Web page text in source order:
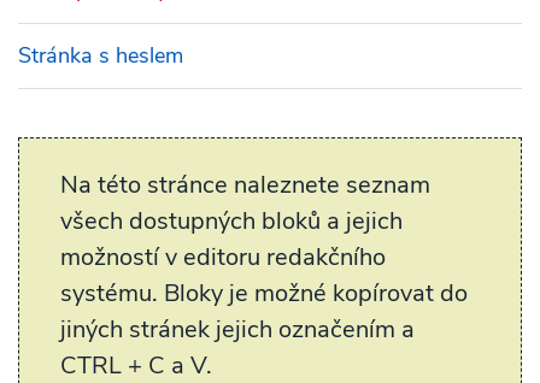
Stránka s heslem
Na této stránce naleznete seznam
všech dostupných bloků a jejich
možností v editoru redakčního
systému. Bloky je možné kopírovat do
jiných stránek jejich označením a
CTRL + C a V.